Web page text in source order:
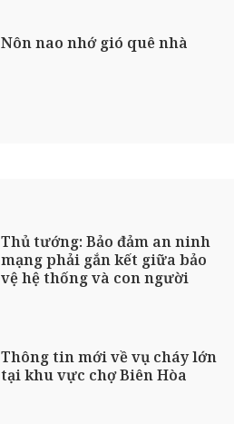
Nôn nao nhớ gió quê nhà
Thủ tướng: Bảo đảm an ninh
mạng phải gắn kết giữa bảo
vệ hệ thống và con người
Thông tin mới về vụ cháy lớn
tại khu vực chợ Biên Hòa